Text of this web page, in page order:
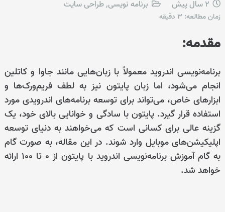
2 سال پیش برنامه نویسی,طراحی سایت
زمان مطالعه: 3 دقیقه
مقدمه:
برنامه‌نویسی اندروید معمولاً با زبان‌هایی مانند جاوا و کاتلین
انجام می‌شود، اما زبان پایتون نیز به لطف فریم‌ورک‌ها و
ابزارهای خاص، می‌تواند برای توسعه برنامه‌های اندرویدی مورد
استفاده قرار گیرد. پایتون با سادگی و خوانایی بالای خود، یک
گزینه عالی برای کسانی است که می‌خواهند به دنیای توسعه
اپلیکیشن‌های موبایل وارد شوند. در این مقاله، به صورت گام
به گام آموزش برنامه‌نویسی اندروید با پایتون از ۰ تا ۱۰۰ ارائه
خواهد شد.